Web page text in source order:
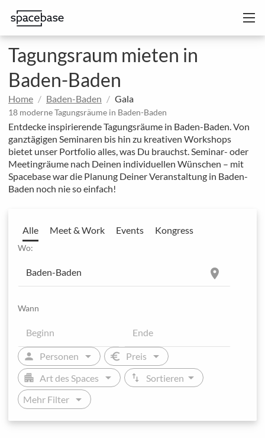
Tagungsraum mieten in
Baden-Baden
Home Baden-Baden Gala
18 moderne Tagungsräume in Baden-Baden
Entdecke inspirierende Tagungsräume in Baden-Baden. Von
ganztägigen Seminaren bis hin zu kreativen Workshops
bietet unser Portfolio alles, was Du brauchst. Seminar- oder
Meetingräume nach Deinen individuellen Wünschen – mit
Spacebase war die Planung Deiner Veranstaltung in Baden-
Baden noch nie so einfach!
Alle Meet & Work Events Kongress
Wo:
location_on
Wann
person Personen arrow_drop_down euro Preis arrow_drop_down
apartment Art des Spaces arrow_drop_down swap_vert Sortieren arrow_drop_down
Mehr Filter arrow_drop_down